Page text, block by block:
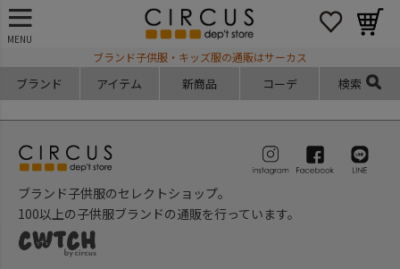
MENU
ブランド子供服・キッズ服の通販はサーカス
ブランド アイテム 新商品 コーデ 検索
ブランド子供服のセレクトショップ。
100以上の子供服ブランドの通販を行っています。